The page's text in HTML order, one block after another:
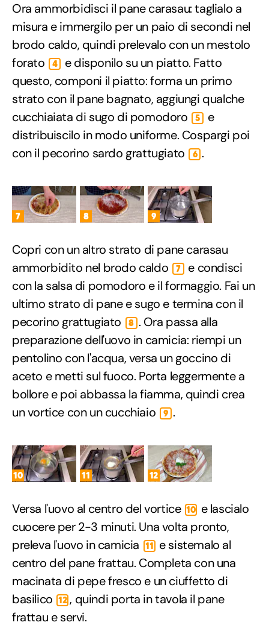
Ora ammorbidisci il pane carasau: taglialo a
misura e immergilo per un paio di secondi nel
brodo caldo, quindi prelevalo con un mestolo
forato
4
e disponilo su un piatto. Fatto
questo, componi il piatto: forma un primo
strato con il pane bagnato, aggiungi qualche
cucchiaiata di sugo di pomodoro
5
e
distribuiscilo in modo uniforme. Cospargi poi
con il pecorino sardo grattugiato
6 .
7 8 9
Copri con un altro strato di pane carasau
ammorbidito nel brodo caldo
7
e condisci
con la salsa di pomodoro e il formaggio. Fai un
ultimo strato di pane e sugo e termina con il
pecorino grattugiato
8 . Ora passa alla
preparazione dell'uovo in camicia: riempi un
pentolino con l'acqua, versa un goccino di
aceto e metti sul fuoco. Porta leggermente a
bollore e poi abbassa la fiamma, quindi crea
un vortice con un cucchiaio
9 .
10 11 12
Versa l'uovo al centro del vortice 10 e lascialo
cuocere per 2-3 minuti. Una volta pronto,
preleva l'uovo in camicia
11
e sistemalo al
centro del pane frattau. Completa con una
macinata di pepe fresco e un ciuffetto di
basilico 12 , quindi porta in tavola il pane
frattau e servi.